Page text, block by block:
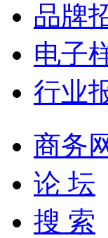
品牌
电子
行业
商务
论 坛
搜 索